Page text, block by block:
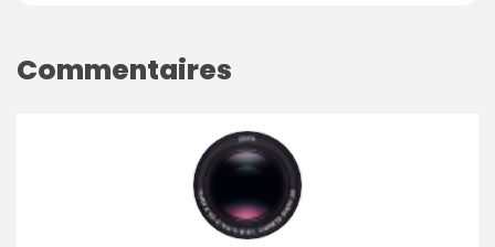
Commentaires